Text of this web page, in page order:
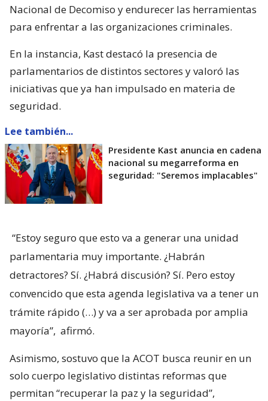
Nacional de Decomiso y endurecer las herramientas
para enfrentar a las organizaciones criminales.
En la instancia, Kast destacó la presencia de
parlamentarios de distintos sectores y valoró las
iniciativas que ya han impulsado en materia de
seguridad.
Lee también...
Presidente Kast anuncia en cadena
nacional su megarreforma en
seguridad: "Seremos implacables"
“Estoy seguro que esto va a generar una unidad
parlamentaria muy importante. ¿Habrán
detractores? Sí. ¿Habrá discusión? Sí. Pero estoy
convencido que esta agenda legislativa va a tener un
trámite rápido (…) y va a ser aprobada por amplia
mayoría”, afirmó.
Asimismo, sostuvo que la ACOT busca reunir en un
solo cuerpo legislativo distintas reformas que
permitan “recuperar la paz y la seguridad”,